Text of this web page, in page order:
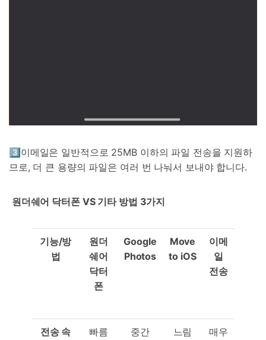
3️⃣이메일은 일반적으로 25MB 이하의 파일 전송을 지원하
므로, 더 큰 용량의 파일은 여러 번 나눠서 보내야 합니다.
원더쉐어 닥터폰 VS 기타 방법 3가지
기능/방
법
원더
쉐어
닥터
폰
Google
Photos
Move
to iOS
이메
일
전송
전송속
빠름
중간
느림
매우